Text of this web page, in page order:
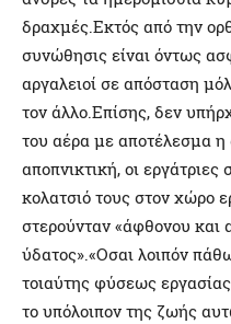
δραχμές.Εκτός από την
συνώθησις είναι όντως
αργαλειοί σε απόσταση
τον άλλο.Επίσης, δεν
του αέρα με αποτέλεσμα η
αποπνικτική, οι
κολατσιό τους στον χώρο
στερούνταν «άφθονου και
ύδατος».«Οσαι λοιπόν
τοιαύτης φύσεως
το υπόλοιπον της ζωής